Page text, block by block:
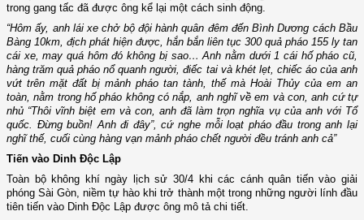
trong gang tấc đã được ông kể lại một cách sinh động.
“Hôm ấy, anh lái xe chở bộ đội hành quân đêm đến Bình Dương cách Bầu
Bàng 10km, địch phát hiện được, hắn bắn liên tục 300 quả pháo 155 ly tan
cái xe, may quá hôm đó không bị sao… Anh nằm dưới 1 cái hố pháo cũ,
hàng trăm quả pháo nổ quanh người, điếc tai và khét lẹt, chiếc áo của anh
vứt trên mặt đất bị mảnh pháo tan tành, thế mà Hoài Thủy của em an
toàn, nằm trong hố pháo không có nắp, anh nghĩ về em và con, anh cứ tự
nhủ “Thôi vĩnh biệt em và con, anh đã làm trọn nghĩa vụ của anh với Tổ
quốc. Đừng buồn! Anh đi đây”, cứ nghe mỗi loạt pháo đầu trong anh lại
nghĩ thế, cuối cùng hàng vạn mảnh pháo chết người đều tránh anh cả”
Tiến vào Dinh Độc Lập
Toàn bộ không khí ngày lịch sử 30/4 khi các cánh quân tiến vào giải
phóng Sài Gòn, niềm tự hào khi trở thành một trong những người lính đầu
tiên tiến vào Dinh Độc Lập được ông mô tả chi tiết.